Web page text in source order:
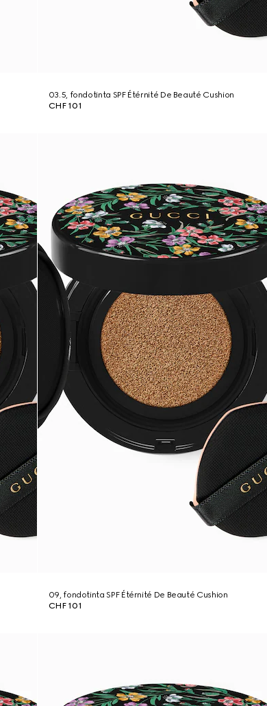
03.5, fondotinta SPF Étérnité De Beauté Cushion
CHF 101
09, fondotinta SPF Étérnité De Beauté Cushion
CHF 101